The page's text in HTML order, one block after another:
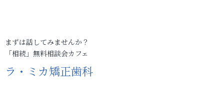
まずは話してみませんか？
「相続」無料相談会カフェ
ラ・ミカ矯正歯科